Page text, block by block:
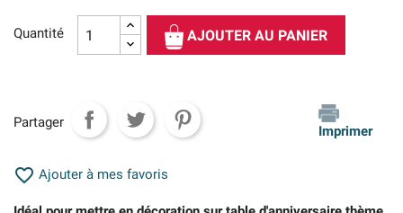
Quantité AJOUTER AU PANIER
Partager
Imprimer
 Ajouter à mes favoris